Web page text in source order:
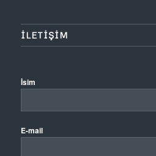
ILETIŞIM
İsim
E-mail